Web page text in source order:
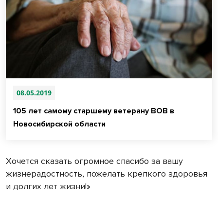
08.05.2019
105 лет самому старшему ветерану ВОВ в
Новосибирской области
Хочется сказать огромное спасибо за вашу
жизнерадостность, пожелать крепкого здоровья
и долгих лет жизни!»